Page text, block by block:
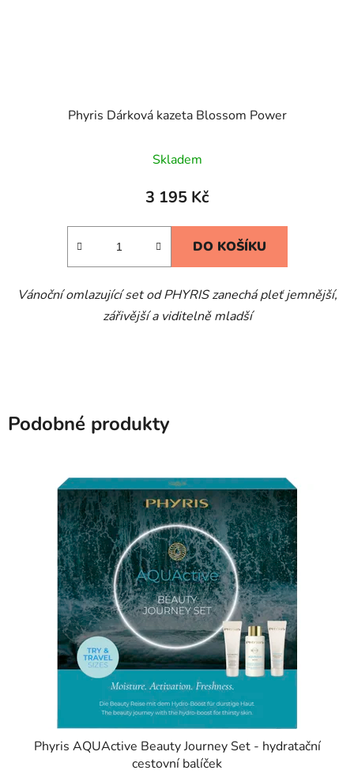
Phyris Dárková kazeta Blossom Power
Skladem
3 195 Kč
DO KOŠÍKU
Vánoční omlazující set od PHYRIS zanechá pleť jemnější,
zářivější a viditelně mladší
Podobné produkty
Phyris AQUActive Beauty Journey Set - hydratační
cestovní balíček